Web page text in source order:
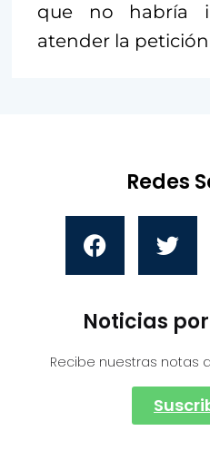
que no habría
atender la
Redes
Noticias
Recibe nuestras notas